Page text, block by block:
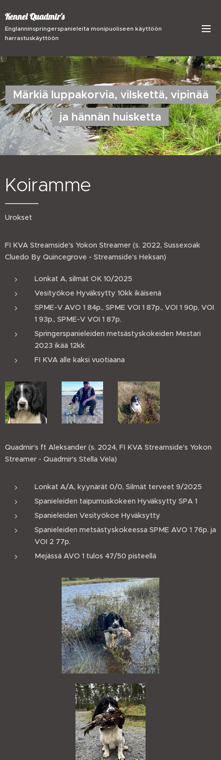
Kennel Quadmir's
Englanninspringerspanieleita monipuoliseen käyttöön
harrastuskäyttöön
Märkiä luppakorvia, vilskettä, vipinää
ja hännän huisketta
Koiramme
Urokset
FI KVA Streamside's Yokon Streamer (s. 2022, Sussexoak
Cluedo By Quincegrove - Streamside's Heksan)
Lonkat A, silmät OK 10/2025
Vesityökoe Hyväksytty 10kk ikäisenä
SPME-V AVO 1 84p., SPME VOI 1 87p., VOI 1 90p, VOI
1 93p., SPME-V VOI 1 87p.
Springerspanieleiden metsästyskokeiden Mestari
2023 ikää 12kk
FI KVA alle kaksi vuotiaana
Quadmir's ft Aleksander (s. 2024, FI KVA Streamside's Yokon
Streamer - Quadmir's Stella Vela)
Lonkat A/A, kyynärät 0/0, Silmät terveet 9/2025
Spanieleiden taipumuskokeen Hyväksytty SPA 1
Spanieleiden Vesityökoe Hyväksytty
Spanieleiden metsästyskokeessa SPME AVO 1 76p. ja
VOI 2 77p.
Mejässä AVO 1 tulos 47/50 pisteellä